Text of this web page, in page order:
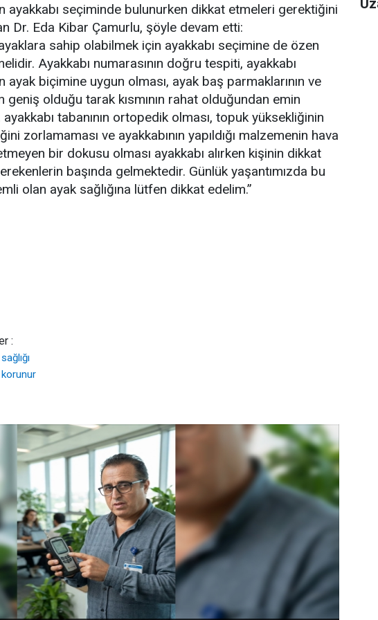
ayakkabı seçiminde bulunurken dikkat etmeleri gerektiğini
Dr. Eda Kibar Çamurlu, şöyle devam etti:
ayaklara sahip olabilmek için ayakkabı seçimine de özen
Ayakkabı numarasının doğru tespiti, ayakkabı
ayak biçimine uygun olması, ayak baş parmaklarının ve
geniş olduğu tarak kısmının rahat olduğundan emin
ayakkabı tabanının ortopedik olması, topuk yüksekliğinin
zorlamaması ve ayakkabının yapıldığı malzemenin hava
bir dokusu olması ayakkabı alırken kişinin dikkat
başında gelmektedir. Günlük yaşantımızda bu
olan ayak sağlığına lütfen dikkat edelim.”
:
korunur